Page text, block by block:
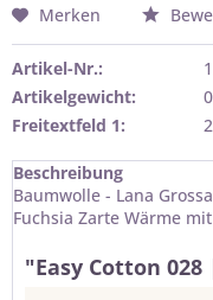
Merken
Artikel-Nr.:
Artikelgewicht:
Freitextfeld 1:
Beschreibung
Baumwolle - Lana
Fuchsia Zarte Wärme
"Easy Cotton